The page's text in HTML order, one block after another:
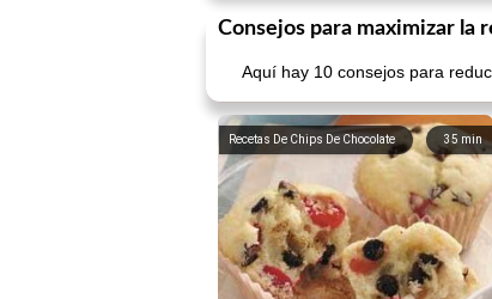
Consejos para maximizar
Aquí hay 10 consejos para
35 min
Recetas De Chips De Chocolate